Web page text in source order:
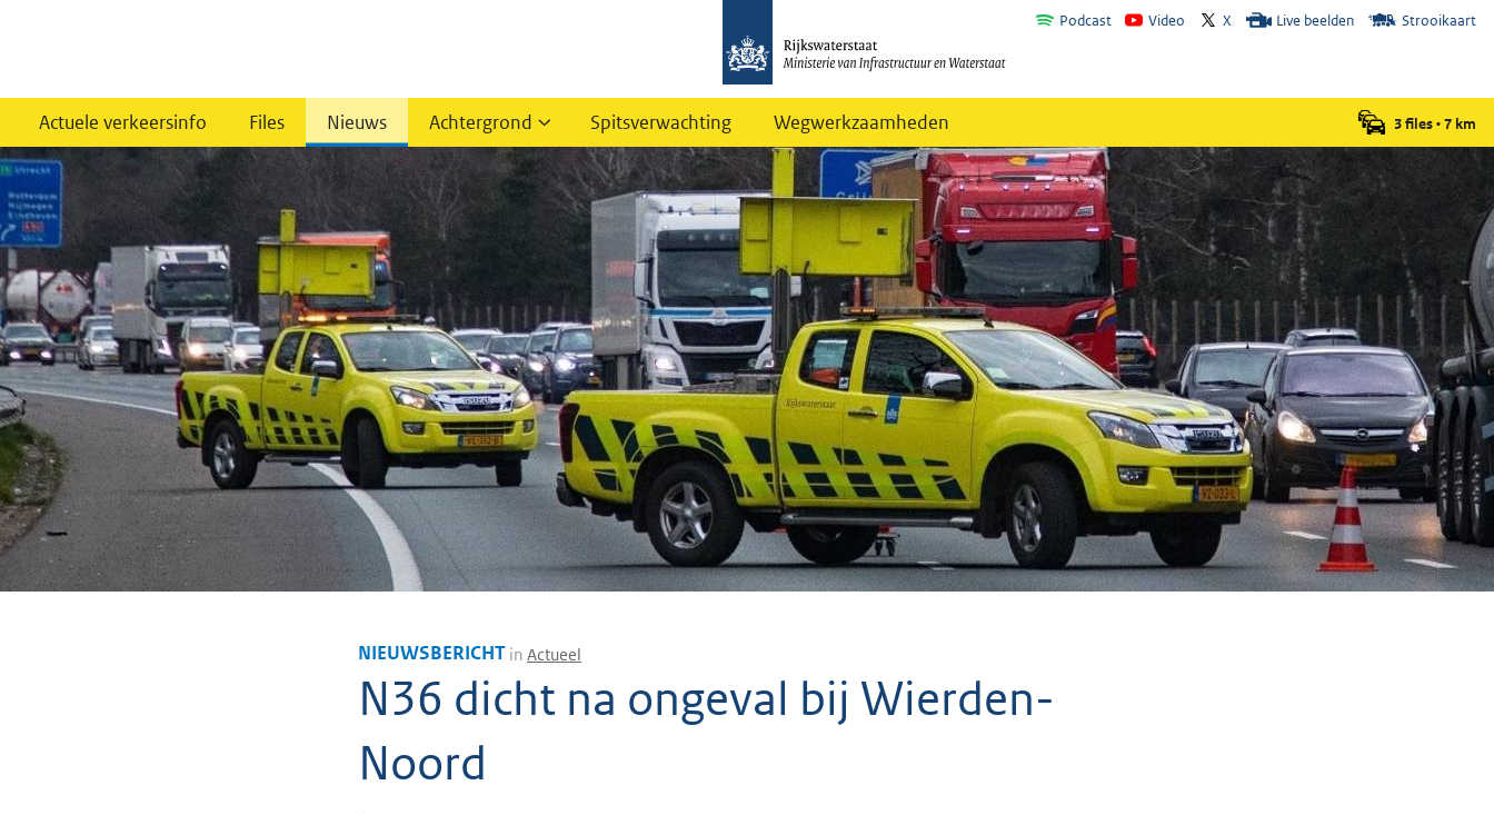
Podcast Video X Live beelden Strooikaart
Actuele verkeersinfo Files Nieuws Achtergrond Spitsverwachting Wegwerkzaamheden 3 files•7 km
NIEUWSBERICHT in Actueel
N36 dicht na ongeval bij Wierden-
Noord